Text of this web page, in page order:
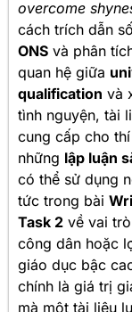
overcome
cách trích dẫn
ONS và phân
quan hệ giữa
qualification và
tình nguyện, tài
cung cấp cho
những lập luận
có thể sử dụng
tức trong bài
Task 2 về vai
công dân hoặc
giáo dục bậc
chính là giá trị
mà một tài liệu